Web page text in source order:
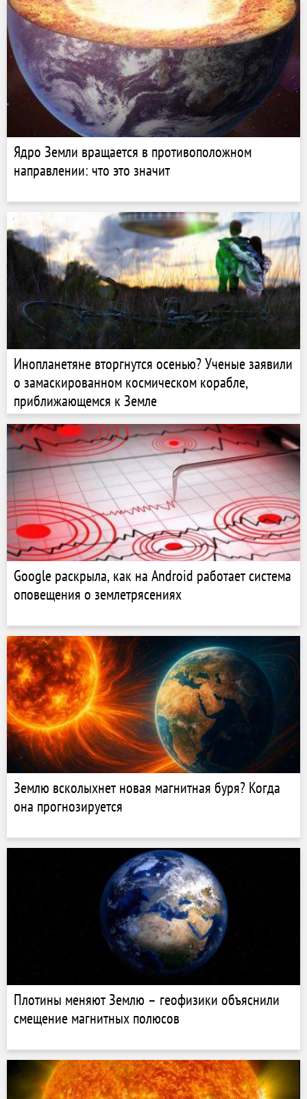
Ядро Земли вращается в противоположном
направлении: что это значит
Инопланетяне вторгнутся осенью? Ученые заявили
о замаскированном космическом корабле,
приближающемся к Земле
Google раскрыла, как на Android работает система
оповещения о землетрясениях
Землю всколыхнет новая магнитная буря? Когда
она прогнозируется
Плотины меняют Землю – геофизики объяснили
смещение магнитных полюсов